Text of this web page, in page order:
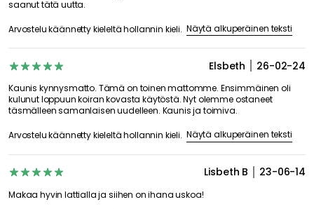
saanut tätä uutta.
Arvostelu käännetty kieleltä hollannin kieli. Näytä alkuperäinen teksti
Elsbeth 26-02-24
Kaunis kynnysmatto. Tämä on toinen mattomme. Ensimmäinen oli
kulunut loppuun koiran kovasta käytöstä. Nyt olemme ostaneet
täsmälleen samanlaisen uudelleen. Kaunis ja toimiva.
Arvostelu käännetty kieleltä hollannin kieli. Näytä alkuperäinen teksti
Lisbeth B 23-06-14
Makaa hyvin lattialla ja siihen on ihana uskoa!